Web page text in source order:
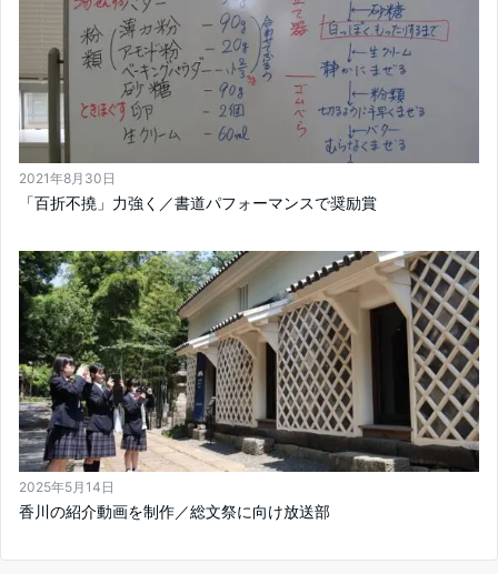
2021年8月30日
「百折不撓」力強く／書道パフォーマンスで奨励賞
2025年5月14日
香川の紹介動画を制作／総文祭に向け放送部